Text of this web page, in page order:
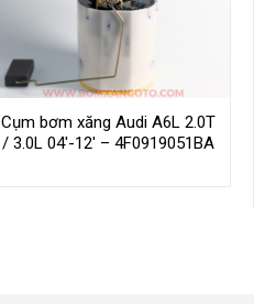
Cụm bơm xăng Audi A6L 2.0T
/ 3.0L 04′-12′ – 4F0919051BA